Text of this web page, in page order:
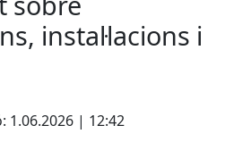
instal·lacions i
1.06.2026 | 12:42